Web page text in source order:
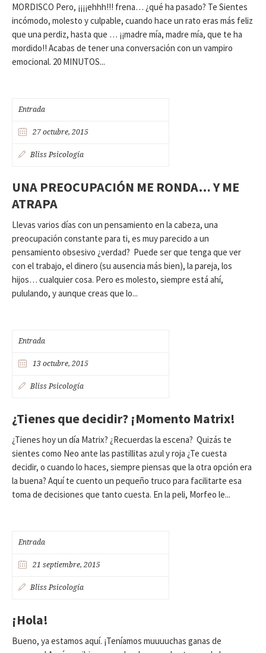
MORDISCO Pero, ¡¡¡¡ehhh!!! frena… ¿qué ha pasado? Te Sientes
incómodo, molesto y culpable, cuando hace un rato eras más feliz
que una perdiz, hasta que … ¡¡madre mía, madre mía, que te ha
mordido!! Acabas de tener una conversación con un vampiro
emocional. 20 MINUTOS...
Entrada
27 octubre, 2015
Bliss Psicología
UNA PREOCUPACIÓN ME RONDA… Y ME
ATRAPA
Llevas varios días con un pensamiento en la cabeza, una
preocupación constante para ti, es muy parecido a un
pensamiento obsesivo ¿verdad? Puede ser que tenga que ver
con el trabajo, el dinero (su ausencia más bien), la pareja, los
hijos… cualquier cosa. Pero es molesto, siempre está ahí,
pululando, y aunque creas que lo...
Entrada
13 octubre, 2015
Bliss Psicología
¿Tienes que decidir? ¡Momento Matrix!
¿Tienes hoy un día Matrix? ¿Recuerdas la escena? Quizás te
sientes como Neo ante las pastillitas azul y roja ¿Te cuesta
decidir, o cuando lo haces, siempre piensas que la otra opción era
la buena? Aquí te cuento un pequeño truco para facilitarte esa
toma de decisiones que tanto cuesta. En la peli, Morfeo le...
Entrada
21 septiembre, 2015
Bliss Psicología
¡Hola!
Bueno, ya estamos aquí. ¡Teníamos muuuuchas ganas de